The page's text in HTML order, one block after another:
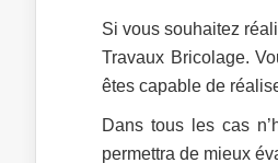
Si vous souhaitez
Travaux Bricolage.
êtes capable de
Dans tous les cas
permettra de mieux